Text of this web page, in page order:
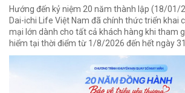
Hướng đến kỷ niệm 20 năm thành lập (18/
Dai-ichi Life Việt Nam đã chính thức triển khai
mại lớn dành cho tất cả khách hàng khi tham
hiểm tại thời điểm từ 1/8/2026 đến hết ngày